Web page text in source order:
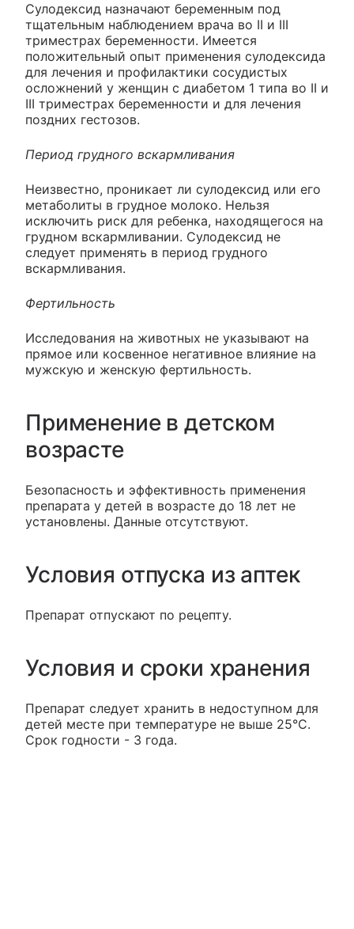
Сулодексид назначают беременным под
тщательным наблюдением врача во II и III
триместрах беременности. Имеется
положительный опыт применения сулодексида
для лечения и профилактики сосудистых
осложнений у женщин с диабетом 1 типа во II и
III триместрах беременности и для лечения
поздних гестозов.
Период грудного вскармливания
Неизвестно, проникает ли сулодексид или его
метаболиты в грудное молоко. Нельзя
исключить риск для ребенка, находящегося на
грудном вскармливании. Сулодексид не
следует применять в период грудного
вскармливания.
Фертильность
Исследования на животных не указывают на
прямое или косвенное негативное влияние на
мужскую и женскую фертильность.
Применение в детском
возрасте
Безопасность и эффективность применения
препарата у детей в возрасте до 18 лет не
установлены. Данные отсутствуют.
Условия отпуска из аптек
Препарат отпускают по рецепту.
Условия и сроки хранения
Препарат следует хранить в недоступном для
детей месте при температуре не выше 25°С.
Срок годности - 3 года.